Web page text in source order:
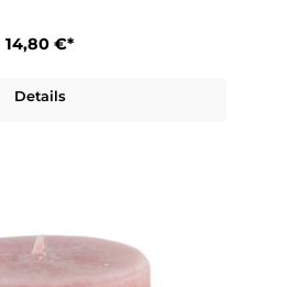
14,80 €*
Details